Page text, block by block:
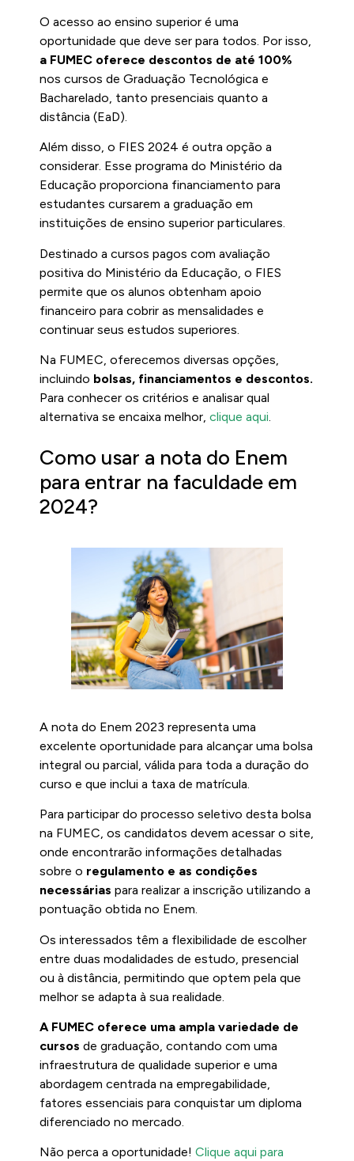
O acesso ao ensino superior é uma
oportunidade que deve ser para todos. Por isso,
a FUMEC oferece descontos de até 100%
nos cursos de Graduação Tecnológica e
Bacharelado, tanto presenciais quanto a
distância (EaD).
Além disso, o FIES 2024 é outra opção a
considerar. Esse programa do Ministério da
Educação proporciona financiamento para
estudantes cursarem a graduação em
instituições de ensino superior particulares.
Destinado a cursos pagos com avaliação
positiva do Ministério da Educação, o FIES
permite que os alunos obtenham apoio
financeiro para cobrir as mensalidades e
continuar seus estudos superiores.
Na FUMEC, oferecemos diversas opções,
incluindo bolsas, financiamentos e descontos.
Para conhecer os critérios e analisar qual
alternativa se encaixa melhor, clique aqui.
Como usar a nota do Enem
para entrar na faculdade em
2024?
A nota do Enem 2023 representa uma
excelente oportunidade para alcançar uma bolsa
integral ou parcial, válida para toda a duração do
curso e que inclui a taxa de matrícula.
Para participar do processo seletivo desta bolsa
na FUMEC, os candidatos devem acessar o site,
onde encontrarão informações detalhadas
sobre o regulamento e as condições
necessárias para realizar a inscrição utilizando a
pontuação obtida no Enem.
Os interessados têm a flexibilidade de escolher
entre duas modalidades de estudo, presencial
ou à distância, permitindo que optem pela que
melhor se adapta à sua realidade.
A FUMEC oferece uma ampla variedade de
cursos de graduação, contando com uma
infraestrutura de qualidade superior e uma
abordagem centrada na empregabilidade,
fatores essenciais para conquistar um diploma
diferenciado no mercado.
Não perca a oportunidade! Clique aqui para